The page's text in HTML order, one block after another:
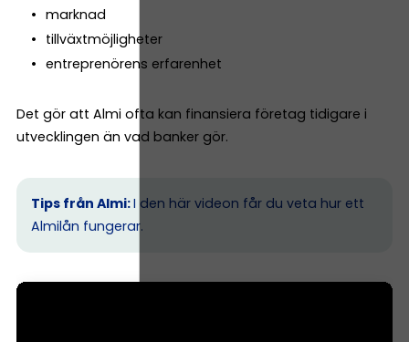
marknad
tillväxtmöjligheter
entreprenörens erfarenhet
Det gör att Almi ofta kan finansiera företag tidigare i
utvecklingen än vad banker gör.
Tips från Almi:I den här videon får du veta hur ett
Almilån fungerar.